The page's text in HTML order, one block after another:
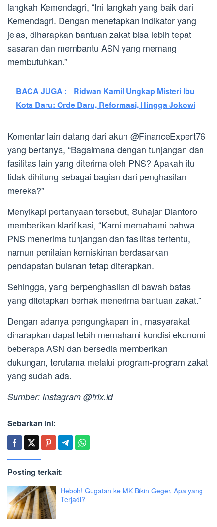
langkah Kemendagri, “Ini langkah yang baik dari
Kemendagri. Dengan menetapkan indikator yang
jelas, diharapkan bantuan zakat bisa lebih tepat
sasaran dan membantu ASN yang memang
membutuhkan.”
BACA JUGA :
Ridwan Kamil Ungkap Misteri Ibu
Kota Baru: Orde Baru, Reformasi, Hingga Jokowi
Komentar lain datang dari akun @FinanceExpert76
yang bertanya, “Bagaimana dengan tunjangan dan
fasilitas lain yang diterima oleh PNS? Apakah itu
tidak dihitung sebagai bagian dari penghasilan
mereka?”
Menyikapi pertanyaan tersebut, Suhajar Diantoro
memberikan klarifikasi, “Kami memahami bahwa
PNS menerima tunjangan dan fasilitas tertentu,
namun penilaian kemiskinan berdasarkan
pendapatan bulanan tetap diterapkan.
Sehingga, yang berpenghasilan di bawah batas
yang ditetapkan berhak menerima bantuan zakat.”
Dengan adanya pengungkapan ini, masyarakat
diharapkan dapat lebih memahami kondisi ekonomi
beberapa ASN dan bersedia memberikan
dukungan, terutama melalui program-program zakat
yang sudah ada.
Sumber: Instagram @frix.id
Sebarkan ini:
Posting terkait:
Heboh! Gugatan ke MK Bikin Geger, Apa yang
Terjadi?